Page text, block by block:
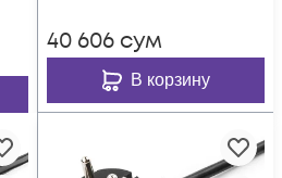
40 606 сум
В корзину